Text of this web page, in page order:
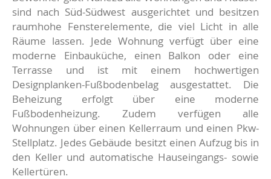
sind nach Süd-Südwest ausgerichtet und besitzen
raumhohe Fensterelemente, die viel Licht in alle
Räume lassen. Jede Wohnung verfügt über eine
moderne Einbauküche, einen Balkon oder eine
Terrasse und ist mit einem hochwertigen
Designplanken-Fußbodenbelag ausgestattet. Die
Beheizung erfolgt über eine moderne
Fußbodenheizung. Zudem verfügen alle
Wohnungen über einen Kellerraum und einen Pkw-
Stellplatz. Jedes Gebäude besitzt einen Aufzug bis in
den Keller und automatische Hauseingangs- sowie
Kellertüren.